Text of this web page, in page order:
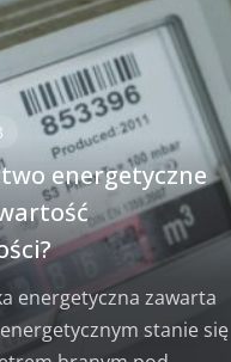
energetyczne
energetyczna zawarta
stanie się